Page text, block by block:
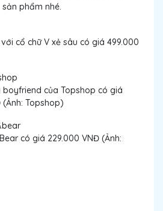
phẩm nhé.
cổ chữ V xẻ sâu có giá 499.000
của Topshop có giá
Topshop)
có giá 229.000 VNĐ (Ảnh: